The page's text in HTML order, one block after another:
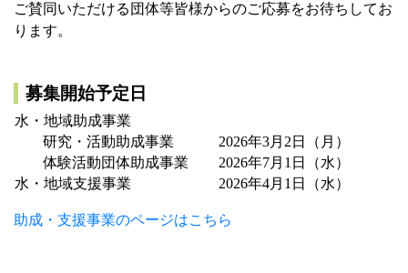
ご賛同いただける団体等皆様からのご応募をお待ちしてお
ります。
募集開始予定日
水・地域助成事業
研究・活動助成事業
2026年3月2日（月）
体験活動団体助成事業
2026年7月1日（水）
水・地域支援事業
2026年4月1日（水）
助成・支援事業のページはこちら